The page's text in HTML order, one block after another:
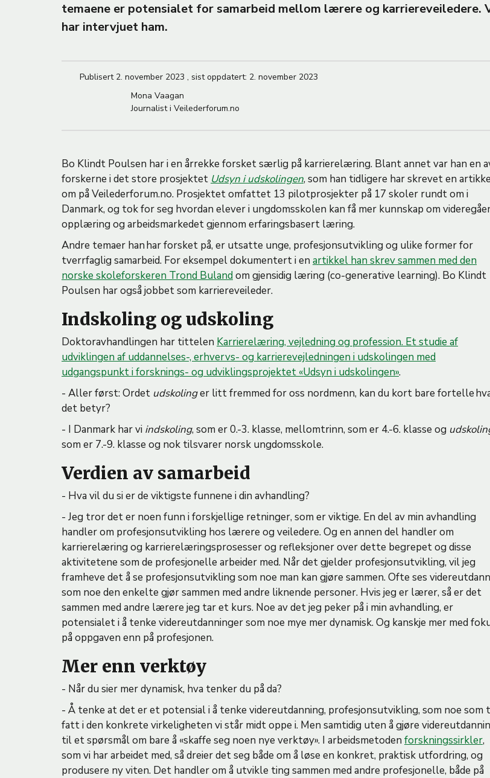
M
A
temaene er potensialet for samarbeid mellom lærere og karriereveiledere.
har intervjuet ham.
Publisert 2. november 2023 , sist oppdatert: 2. november 2023
Mona Vaagan
Journalist i Veilederforum.no
Bo Klindt Poulsen har i en årrekke forsket særlig på karrierelæring. Blant annet var han en
forskerne i det store prosjektet Udsyn i udskolingen, som han tidligere har skrevet en
om på Veilederforum.no. Prosjektet omfattet 13 pilotprosjekter på 17 skoler rundt om i
Danmark, og tok for seg hvordan elever i ungdomsskolen kan få mer kunnskap om
opplæring og arbeidsmarkedet gjennom erfaringsbasert læring.
Andre temaer han har forsket på, er utsatte unge, profesjonsutvikling og ulike former for
tverrfaglig samarbeid. For eksempel dokumentert i en artikkel han skrev sammen med den
norske skoleforskeren Trond Buland om gjensidig læring (co-generative learning). Bo Klindt
Poulsen har også jobbet som karriereveileder.
Indskoling og udskoling
Doktoravhandlingen har tittelen Karrierelæring, vejledning og profession. Et studie af
udviklingen af uddannelses-, erhvervs- og karrierevejledningen i udskolingen med
udgangspunkt i forsknings- og udviklingsprojektet «Udsyn i udskolingen».
- Aller først: Ordet udskolinger litt fremmed for oss nordmenn, kan du kort bare fortelle
det betyr?
- I Danmark har vi indskoling, som er 0.-3. klasse, mellomtrinn, som er 4.-6. klasse og
som er 7.-9. klasse og nok tilsvarer norsk ungdomsskole.
Verdien av samarbeid
- Hva vil du si er de viktigste funnene i din avhandling?
- Jeg tror det er noen funn i forskjellige retninger, som er viktige. En del av min avhandling
handler om profesjonsutvikling hos lærere og veiledere. Og en annen del handler om
karrierelæring og karrierelæringsprosesser og refleksjoner over dette begrepet og disse
aktivitetene som de profesjonelle arbeider med. Når det gjelder profesjonsutvikling, vil jeg
framheve det å se profesjonsutvikling som noe man kan gjøre sammen. Ofte ses
som noe den enkelte gjør sammen med andre liknende personer. Hvis jeg er lærer, så er det
sammen med andre lærere jeg tar et kurs. Noe av det jeg peker på i min avhandling, er
potensialet i å tenke videreutdanninger som noe mye mer dynamisk. Og kanskje mer med
på oppgaven enn på profesjonen.
Mer enn verktøy
- Når du sier mer dynamisk, hva tenker du på da?
- Å tenke at det er et potensial i å tenke videreutdanning, profesjonsutvikling, som noe som
fatt i den konkrete virkeligheten vi står midt oppe i. Men samtidig uten å gjøre
til et spørsmål om bare å «skaffe seg noen nye verktøy». I arbeidsmetoden forskningssirkler,
som vi har arbeidet med, så dreier det seg både om å løse en konkret, praktisk utfordring, og
produsere ny viten. Det handler om å utvikle ting sammen med andre profesjonelle, både på